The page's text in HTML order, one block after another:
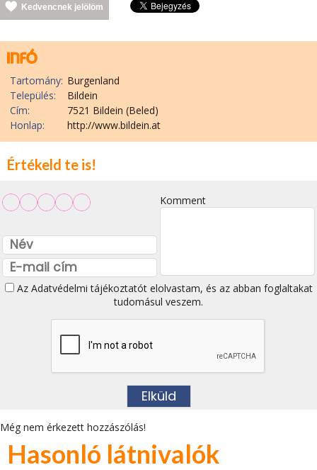
Kedvencnek jelölöm
Tartomány: Burgenland
Település:
Bildein
Cím:
7521 Bildein (Beled)
Honlap:
http://www.bildein.at
Értékeld te is!
Komment
Az Adatvédelmi tájékoztatótelolvastam, és az abban foglaltakat
tudomásul veszem.
Még nem érkezett hozzászólás!
Hasonló látnivalók